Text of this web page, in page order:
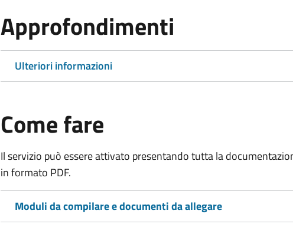
Approfondimenti
Ulteriori informazioni
Come fare
Il servizio può essere attivato presentando tutta la
in formato PDF.
Moduli da compilare e documenti da allegare